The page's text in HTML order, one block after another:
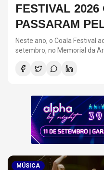
VOLTAR AOS
BREVE, DIZ
O último álbum da banda foi
MÚSICA